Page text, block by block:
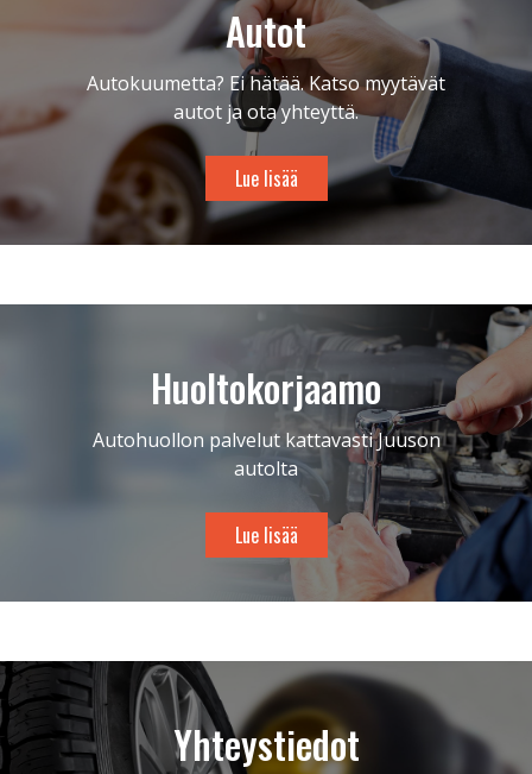
Autot
Autokuumetta? Ei hätää. Katso myytävät
autot ja ota yhteyttä.
Lue lisää
Huoltokorjaamo
Autohuollon palvelut kattavasti Juuson
autolta
Lue lisää
Yhteystiedot